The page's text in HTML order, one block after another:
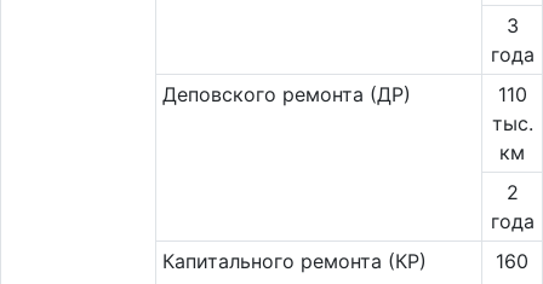
3
года
Деповского ремонта (ДР)
110
тыс.
км
2
года
Капитального ремонта (КР)
160